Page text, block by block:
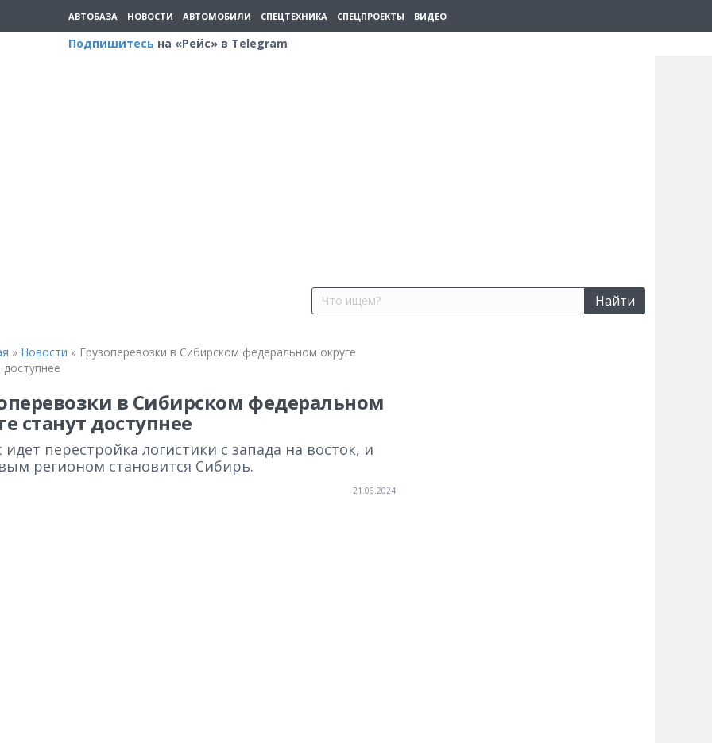
АВТОБАЗА НОВОСТИ АВТОМОБИЛИ СПЕЦТЕХНИКА СПЕЦПРОЕКТЫ ВИДЕО
Подпишитесь на «Рейс» в Telegram
Найти
» Новости » Грузоперевозки в Сибирском федеральном округе
доступнее
в Сибирском федеральном
станут доступнее
идет перестройка логистики с запада на восток, и
регионом становится Сибирь.
21.06.2024